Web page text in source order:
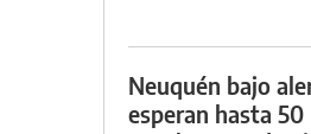
Neuquén bajo
esperan hasta 50